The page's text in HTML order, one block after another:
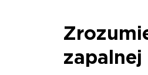
zapalnej